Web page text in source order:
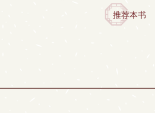
推荐本书